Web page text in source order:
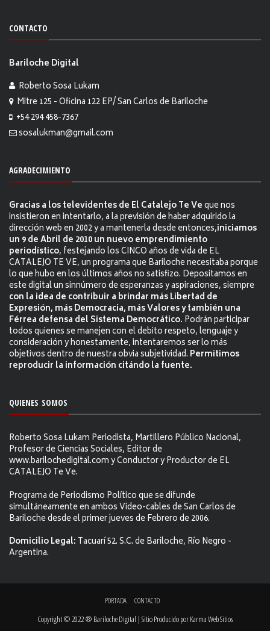
CONTACTO
Bariloche Digital
Roberto Sosa Lukam
Mitre 125 - Oficina 122 EP/ San Carlos de Bariloche
+54 294 458-7367
sosalukman@gmail.com
AGRADECIMIENTO
Gracias a los televidentes de El Catalejo Te Veque nos
insistieron en intentarlo, a la previsión de haber adquirido la
dirección web en 2002 y a mantenerla desde entonces,iniciamos
un 9 de Abril de 2010 un nuevo emprendimiento
periodístico, festejando los CINCO años de vida de EL
CATALEJO TE VE, un programa que Bariloche necesitaba porque
lo que hubo en los últimos años no satisfizo. Depositamos en
este digital un sinnúmero de esperanzas y aspiraciones, siempre
con la idea de contribuir a brindar más Libertad de
Expresión, más Democracia, más Valores y también una
Férrea defensa del Sistema Democrático. Podrán participar
todos quienes se manejen con el debito respeto, lenguaje y
consideración y honestamente, intentaremos ser lo más
objetivos dentro de nuestra obvia subjetividad. Permitimos
reproducir la información citándo la fuente.
QUIENES SOMOS
Roberto Sosa Lukam Periodista, Martillero Público Nacional,
Profesor de Ciencias Sociales, Editor de
www.barilochedigital.com y Conductor y Productor de EL
CATALEJO Te Ve.
Programa de Periodismo Político que se difunde
simultáneamente en ambos Video-cables de San Carlos de
Bariloche desde el primer jueves de Febrero de 2006.
Domicilio Legal: Tacuarí 52. S.C. de Bariloche, Río Negro -
Argentina.
PORTADA CONTACTO
Copyright © 2022 ® Bariloche Digital | Sitio Producido porKarma Web Sitios